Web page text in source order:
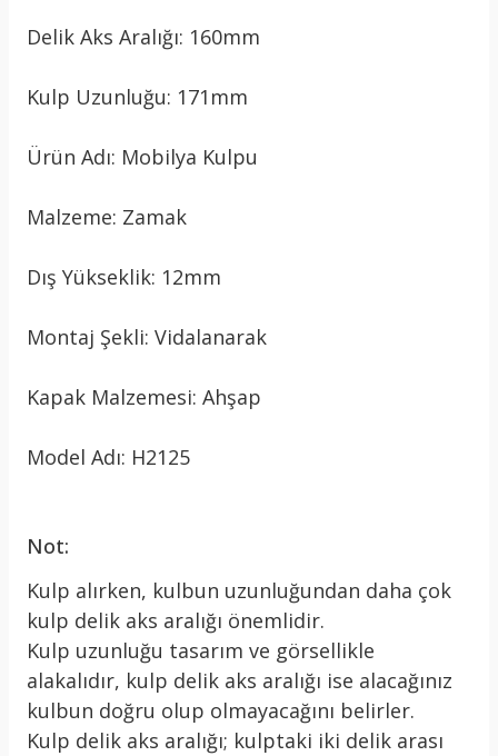
Delik Aks Aralığı: 160mm
Kulp Uzunluğu: 171mm
Ürün Adı: Mobilya Kulpu
Malzeme: Zamak
Dış Yükseklik: 12mm
Montaj Şekli: Vidalanarak
Kapak Malzemesi: Ahşap
Model Adı: H2125
Not:
Kulp alırken, kulbun uzunluğundan daha çok
kulp delik aks aralığı önemlidir.
Kulp uzunluğu tasarım ve görsellikle
alakalıdır, kulp delik aks aralığı ise alacağınız
kulbun doğru olup olmayacağını belirler.
Kulp delik aks aralığı; kulptaki iki delik arası